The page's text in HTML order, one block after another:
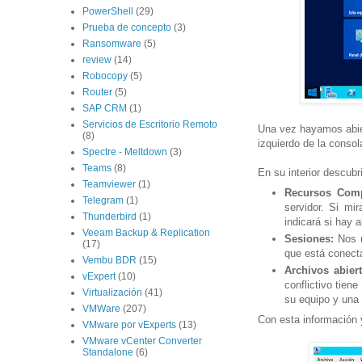
Una vez hayamos
izquierdo de la
En su interior
Recursos
servidor. Si
indicará si hay
Sesiones: Nos
que está
Archivos
conflictivo
su equipo y
Con esta información
PowerShell (29)
Prueba de concepto (3)
Ransomware (5)
review (14)
Robocopy (5)
Router (5)
SAP CRM (1)
Servicios de Escritorio Remoto
(8)
Spectre - Meltdown (3)
Teams (8)
Teamviewer (1)
Telegram (1)
Thunderbird (1)
Veeam Backup & Replication
(17)
Vembu BDR (15)
vExpert (10)
Virtualización (41)
VMWare (207)
VMware por vExperts (13)
VMware vCenter Converter
Standalone (6)